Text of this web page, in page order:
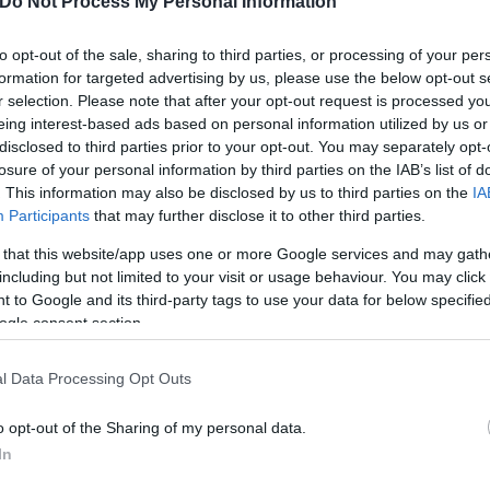
opt-out of the sale, sharing to third parties, or processing of your
for targeted advertising by us, please use the below opt-out
selection. Please note that after your opt-out request is processed
interest-based ads based on personal information utilized by us
to third parties prior to your opt-out. You may separately
of your personal information by third parties on the IAB’s list of
This information may also be disclosed by us to third parties on the
Participants that may further disclose it to other third parties.
that this website/app uses one or more Google services and may
but not limited to your visit or usage behaviour. You may
to Google and its third-party tags to use your data for below
consent section.
Data Processing Opt Outs
opt-out of the Sharing of my personal data.
διάστημα μεταξύ τους. Η ανάγκη για άμεσο
πιθανής μικρής βελτίωσης στην
προφίλ των ιντερφερονών. Μα απλά λόγια,
Flash.grστην αναζήτηση τηςGoogle